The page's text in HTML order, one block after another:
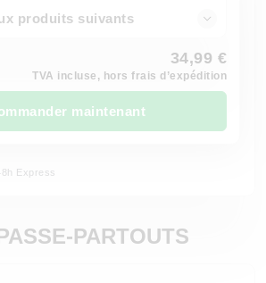
produits suivants
34,99 €
TVA incluse, hors frais d’expédition
maintenant
Express
PARTOUTS